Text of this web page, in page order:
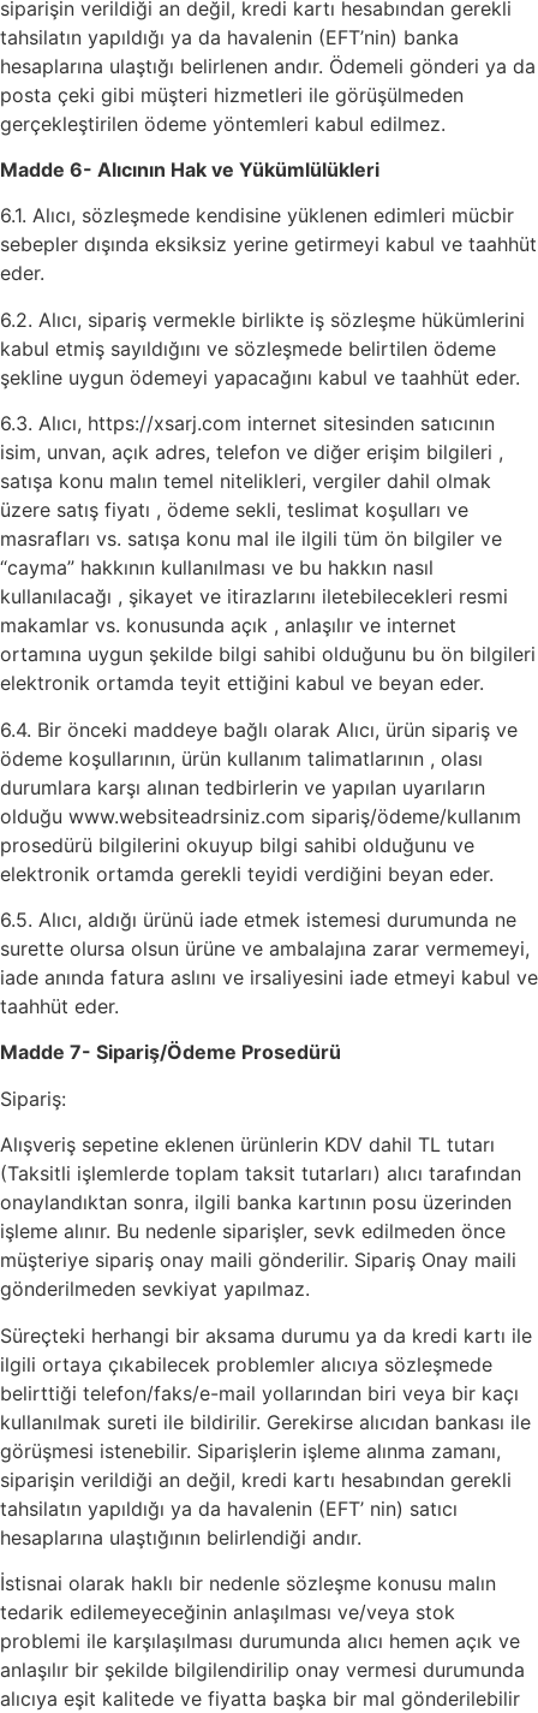
siparişin verildiği an değil, kredi kartı hesabından gerekli
tahsilatın yapıldığı ya da havalenin (EFT’nin) banka
hesaplarına ulaştığı belirlenen andır. Ödemeli gönderi ya da
posta çeki gibi müşteri hizmetleri ile görüşülmeden
gerçekleştirilen ödeme yöntemleri kabul edilmez.
Madde 6- Alıcının Hak ve Yükümlülükleri
6.1. Alıcı, sözleşmede kendisine yüklenen edimleri mücbir
sebepler dışında eksiksiz yerine getirmeyi kabul ve taahhüt
eder.
6.2. Alıcı, sipariş vermekle birlikte iş sözleşme hükümlerini
kabul etmiş sayıldığını ve sözleşmede belirtilen ödeme
şekline uygun ödemeyi yapacağını kabul ve taahhüt eder.
6.3. Alıcı, https://xsarj.com internet sitesinden satıcının
isim, unvan, açık adres, telefon ve diğer erişim bilgileri ,
satışa konu malın temel nitelikleri, vergiler dahil olmak
üzere satış fiyatı , ödeme sekli, teslimat koşulları ve
masrafları vs. satışa konu mal ile ilgili tüm ön bilgiler ve
“cayma” hakkının kullanılması ve bu hakkın nasıl
kullanılacağı , şikayet ve itirazlarını iletebilecekleri resmi
makamlar vs. konusunda açık , anlaşılır ve internet
ortamına uygun şekilde bilgi sahibi olduğunu bu ön bilgileri
elektronik ortamda teyit ettiğini kabul ve beyan eder.
6.4. Bir önceki maddeye bağlı olarak Alıcı, ürün sipariş ve
ödeme koşullarının, ürün kullanım talimatlarının , olası
durumlara karşı alınan tedbirlerin ve yapılan uyarıların
olduğu www.websiteadrsiniz.com sipariş/ödeme/kullanım
prosedürü bilgilerini okuyup bilgi sahibi olduğunu ve
elektronik ortamda gerekli teyidi verdiğini beyan eder.
6.5. Alıcı, aldığı ürünü iade etmek istemesi durumunda ne
surette olursa olsun ürüne ve ambalajına zarar vermemeyi,
iade anında fatura aslını ve irsaliyesini iade etmeyi kabul ve
taahhüt eder.
Madde 7- Sipariş/Ödeme Prosedürü
Sipariş:
Alışveriş sepetine eklenen ürünlerin KDV dahil TL tutarı
(Taksitli işlemlerde toplam taksit tutarları) alıcı tarafından
onaylandıktan sonra, ilgili banka kartının posu üzerinden
işleme alınır. Bu nedenle siparişler, sevk edilmeden önce
müşteriye sipariş onay maili gönderilir. Sipariş Onay maili
gönderilmeden sevkiyat yapılmaz.
Süreçteki herhangi bir aksama durumu ya da kredi kartı ile
ilgili ortaya çıkabilecek problemler alıcıya sözleşmede
belirttiği telefon/faks/e-mail yollarından biri veya bir kaçı
kullanılmak sureti ile bildirilir. Gerekirse alıcıdan bankası ile
görüşmesi istenebilir. Siparişlerin işleme alınma zamanı,
siparişin verildiği an değil, kredi kartı hesabından gerekli
tahsilatın yapıldığı ya da havalenin (EFT’ nin) satıcı
hesaplarına ulaştığının belirlendiği andır.
İstisnai olarak haklı bir nedenle sözleşme konusu malın
tedarik edilemeyeceğinin anlaşılması ve/veya stok
problemi ile karşılaşılması durumunda alıcı hemen açık ve
anlaşılır bir şekilde bilgilendirilip onay vermesi durumunda
alıcıya eşit kalitede ve fiyatta başka bir mal gönderilebilir